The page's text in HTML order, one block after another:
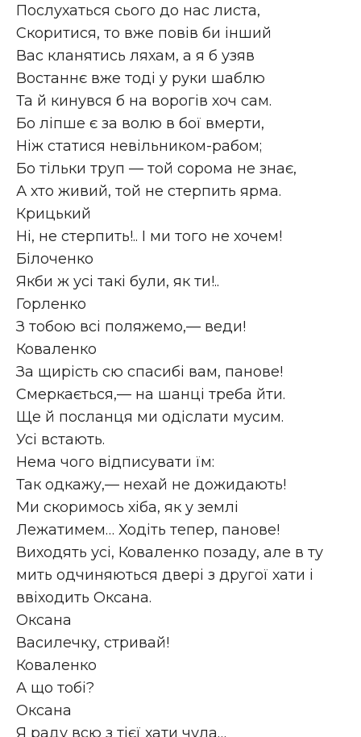
Послухаться сього до нас листа,
Скоритися, то вже повів би інший
Вас кланятись ляхам, а я б узяв
Востаннє вже тоді у руки шаблю
Та й кинувся б на ворогів хоч сам.
Бо ліпше є за волю в бої вмерти,
Ніж статися невільником-рабом;
Бо тільки труп — той сорома не знає,
А хто живий, той не стерпить ярма.
Крицький
Ні, не стерпить!.. І ми того не хочем!
Білоченко
Якби ж усі такі були, як ти!..
Горленко
З тобою всі поляжемо,— веди!
Коваленко
За щирість сю спасибі вам, панове!
Смеркається,— на шанці треба йти.
Ще й посланця ми одіслати мусим.
Усі встають.
Нема чого відписувати їм:
Так одкажу,— нехай не дожидають!
Ми скоримось хіба, як у землі
Лежатимем… Ходіть тепер, панове!
Виходять усі, Коваленко позаду, але в ту
мить одчиняються двері з другої хати і
ввіходить Оксана.
Оксана
Василечку, стривай!
Коваленко
А що тобі?
Оксана
Я раду всю з тієї хати чула…